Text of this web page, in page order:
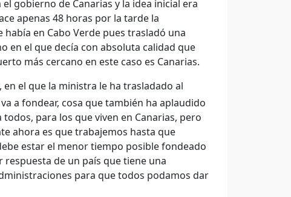
gobierno de Canarias y la idea inicial era
apenas 48 horas por la tarde la
en Cabo Verde pues trasladó una
en el que decía con absoluta calidad que
más cercano en este caso es Canarias.
el que la ministra le ha trasladado al
a fondear, cosa que también ha aplaudido
para los que viven en Canarias, pero
ahora es que trabajemos hasta que
estar el menor tiempo posible fondeado
respuesta de un país que tiene una
para que todos podamos dar